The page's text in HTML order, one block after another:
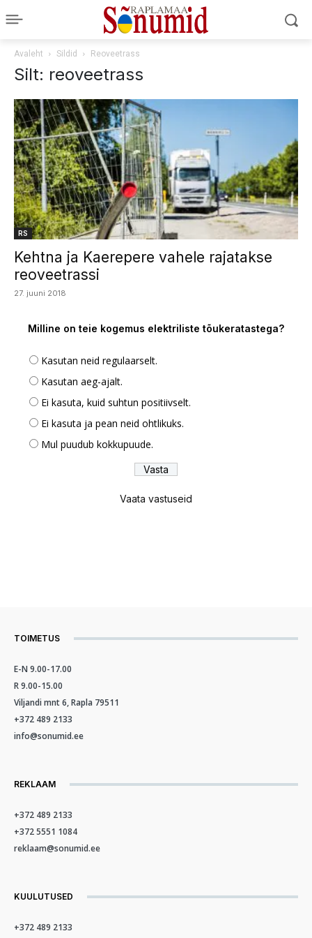
Avaleht Sildid Reoveetrass
Silt: reoveetrass
RS
Kehtna ja Kaerepere vahele rajatakse
reoveetrassi
27. juuni 2018
Milline on teie kogemus elektriliste tõukeratastega?
Kasutan neid regulaarselt.
Kasutan aeg-ajalt.
Ei kasuta, kuid suhtun positiivselt.
Ei kasuta ja pean neid ohtlikuks.
Mul puudub kokkupuude.
Vaata vastuseid
TOIMETUS
E-N 9.00-17.00
R 9.00-15.00
Viljandi mnt 6, Rapla 79511
+372 489 2133
info@sonumid.ee
REKLAAM
+372 489 2133
+372 5551 1084
reklaam@sonumid.ee
KUULUTUSED
+372 489 2133